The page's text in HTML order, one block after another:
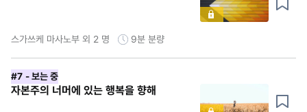
스가쓰케 마사노부 외 2 명 9분 분량
#7 - 보는 중
자본주의 너머에 있는 행복을 향해